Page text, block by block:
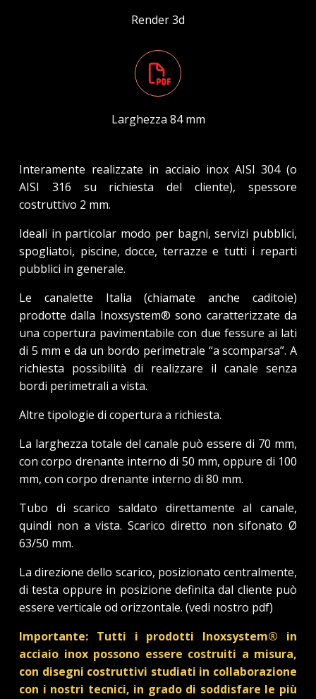
Render 3d
Larghezza 84 mm
Interamente realizzate in acciaio inox AISI 304 (o
AISI 316 su richiesta del cliente), spessore
costruttivo 2 mm.
Ideali in particolar modo per bagni, servizi pubblici,
spogliatoi, piscine, docce, terrazze e tutti i reparti
pubblici in generale.
Le canalette Italia (chiamate anche caditoie)
prodotte dalla Inoxsystem® sono caratterizzate da
una copertura pavimentabile con due fessure ai lati
di 5 mm e da un bordo perimetrale “a scomparsa”. A
richiesta possibilità di realizzare il canale senza
bordi perimetrali a vista.
Altre tipologie di copertura a richiesta.
La larghezza totale del canale può essere di 70 mm,
con corpo drenante interno di 50 mm, oppure di 100
mm, con corpo drenante interno di 80 mm.
Tubo di scarico saldato direttamente al canale,
quindi non a vista. Scarico diretto non sifonato Ø
63/50 mm.
La direzione dello scarico, posizionato centralmente,
di testa oppure in posizione definita dal cliente può
essere verticale od orizzontale. (vedi nostro pdf)
Importante: Tutti i prodotti Inoxsystem® in
acciaio inox possono essere costruiti a misura,
con disegni costruttivi studiati in collaborazione
con i nostri tecnici, in grado di soddisfare le più